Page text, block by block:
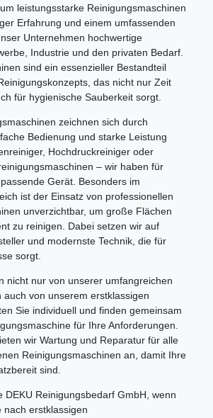
leistungsstarke Reinigungsmaschinen
Erfahrung und einem umfassenden
Unternehmen hochwertige
Industrie und den privaten Bedarf.
sind ein essenzieller Bestandteil
das nicht nur Zeit
für hygienische Sauberkeit sorgt.
zeichnen sich durch
Bedienung und starke Leistung
Hochdruckreiniger oder
– wir haben für
Gerät. Besonders im
ist der Einsatz von professionellen
unverzichtbar, um große Flächen
zu reinigen. Dabei setzen wir auf
und modernste Technik, die für
sorgt.
nicht nur von unserer umfangreichen
auch von unserem erstklassigen
Sie individuell und finden gemeinsam
für Ihre Anforderungen.
wir Wartung und Reparatur für alle
Reinigungsmaschinen an, damit Ihre
sind.
DEKU Reinigungsbedarf GmbH, wenn
nach erstklassigen